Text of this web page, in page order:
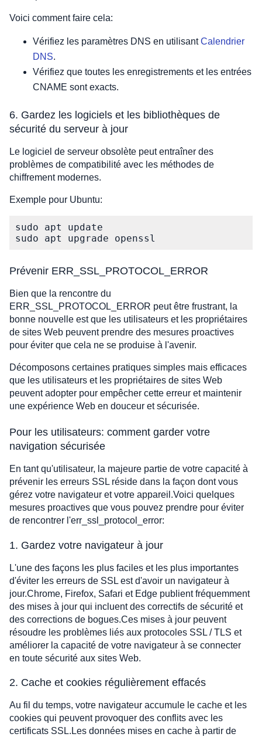
Voici comment faire cela:
Vérifiez les paramètres DNS en utilisantCalendrier
DNS.
Vérifiez que toutes les enregistrements et les entrées
CNAME sont exacts.
6. Gardez les logiciels et les bibliothèques de
sécurité du serveur à jour
Le logiciel de serveur obsolète peut entraîner des
problèmes de compatibilité avec les méthodes de
chiffrement modernes.
Exemple pour Ubuntu:
sudo apt update
sudo apt upgrade openssl
Prévenir ERR_SSL_PROTOCOL_ERROR
Bien que la rencontre du
ERR_SSL_PROTOCOL_ERROR peut être frustrant, la
bonne nouvelle est que les utilisateurs et les propriétaires
de sites Web peuvent prendre des mesures proactives
pour éviter que cela ne se produise à l'avenir.
Décomposons certaines pratiques simples mais efficaces
que les utilisateurs et les propriétaires de sites Web
peuvent adopter pour empêcher cette erreur et maintenir
une expérience Web en douceur et sécurisée.
Pour les utilisateurs: comment garder votre
navigation sécurisée
En tant qu'utilisateur, la majeure partie de votre capacité à
prévenir les erreurs SSL réside dans la façon dont vous
gérez votre navigateur et votre appareil.Voici quelques
mesures proactives que vous pouvez prendre pour éviter
de rencontrer l'err_ssl_protocol_error:
1. Gardez votre navigateur à jour
L'une des façons les plus faciles et les plus importantes
d'éviter les erreurs de SSL est d'avoir un navigateur à
jour.Chrome, Firefox, Safari et Edge publient fréquemment
des mises à jour qui incluent des correctifs de sécurité et
des corrections de bogues.Ces mises à jour peuvent
résoudre les problèmes liés aux protocoles SSL / TLS et
améliorer la capacité de votre navigateur à se connecter
en toute sécurité aux sites Web.
2. Cache et cookies régulièrement effacés
Au fil du temps, votre navigateur accumule le cache et les
cookies qui peuvent provoquer des conflits avec les
certificats SSL.Les données mises en cache à partir de